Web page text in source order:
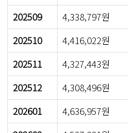
202509
4,338,797원
202510
4,416,022원
202511
4,327,443원
202512
4,308,496원
202601
4,636,957원